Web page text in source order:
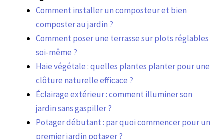
Comment installer un composteur et bien
composter au jardin ?
Comment poser une terrasse sur plots réglables
soi-même ?
Haie végétale : quelles plantes planter pour une
clôture naturelle efficace ?
Éclairage extérieur : comment illuminer son
jardin sans gaspiller ?
Potager débutant : par quoi commencer pour un
premier jardin potager ?